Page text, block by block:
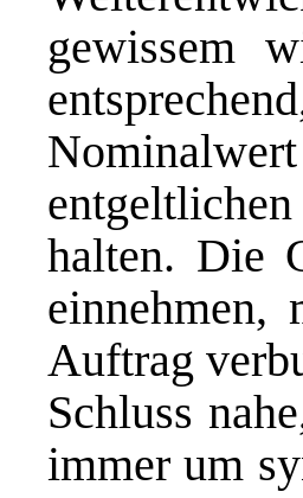
gewissem
halten. Die
einnehmen,
Auftrag
Schluss
immer um